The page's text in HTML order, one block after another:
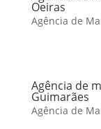
Oeiras
Agência de
Agência de
Guimarães
Agência de